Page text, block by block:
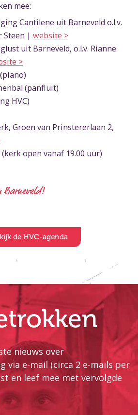
mee:
Cantilene uit Barneveld o.l.v.
Steen | website >
uit Barneveld, o.l.v. Rianne
>
(panfluit)
HVC)
Groen van Prinstererlaan 2,
(kerk open vanaf 19.00 uur)
Barneveld!
de HVC-agenda
nieuws over
via e-mail (circa 2 e-mails per
en leef mee met vervolgde